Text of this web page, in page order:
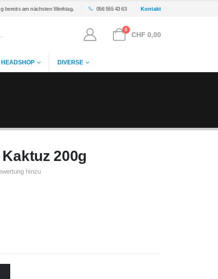
bereits am nächsten Werktag. 056 555 43 63 Kontakt
0
CHF 0,00
HEADSHOP DIVERSE
200g
hinzu